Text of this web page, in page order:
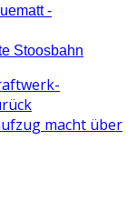
-
Stoosbahn
macht über